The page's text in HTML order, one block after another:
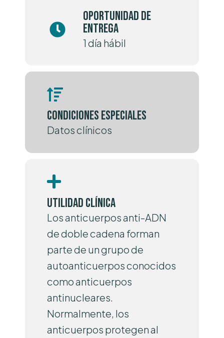
Oportunidad de
entrega
1 día hábil
Condiciones especiales
Datos clínicos
Utilidad clínica
Los anticuerpos anti-ADN
de doble cadena forman
parte de un grupo de
autoanticuerpos conocidos
como anticuerpos
antinucleares.
Normalmente, los
anticuerpos protegen al